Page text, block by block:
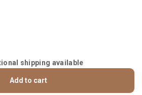
shipping available
Add to cart